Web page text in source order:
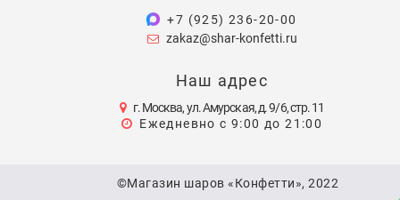
+7 (925) 236-20-00
zakaz@shar-konfetti.ru
Наш адрес
г. Москва, ул. Амурская, д. 9/6, стр. 11
Ежедневно с 9:00 до 21:00
©Магазин шаров «Конфетти», 2022